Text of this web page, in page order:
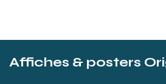
Affiches & posters